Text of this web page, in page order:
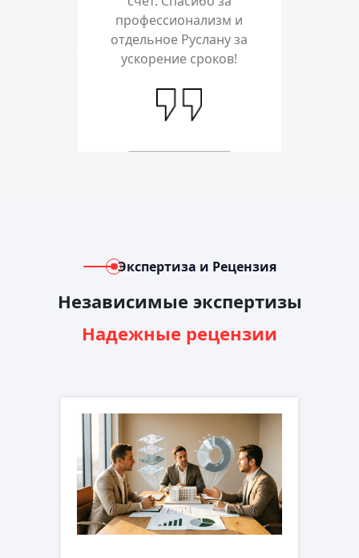
профессионализм и
отдельное Руслану за
ускорение сроков!
Экспертиза и Рецензия
Независимые экспертизы
Надежные рецензии